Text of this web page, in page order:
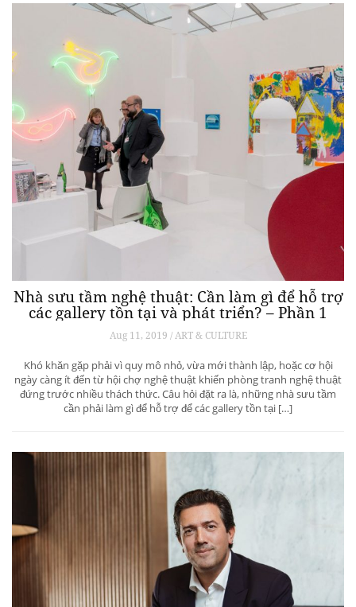
Nhà sưu tầm nghệ thuật: Cần làm gì để hỗ trợ
các gallery tồn tại và phát triển? – Phần 1
Aug 11, 2019 / ART & CULTURE
Khó khăn gặp phải vì quy mô nhỏ, vừa mới thành lập, hoặc cơ hội
ngày càng ít đến từ hội chợ nghệ thuật khiến phòng tranh nghệ thuật
đứng trước nhiều thách thức. Câu hỏi đặt ra là, những nhà sưu tầm
cần phải làm gì để hỗ trợ để các gallery tồn tại […]